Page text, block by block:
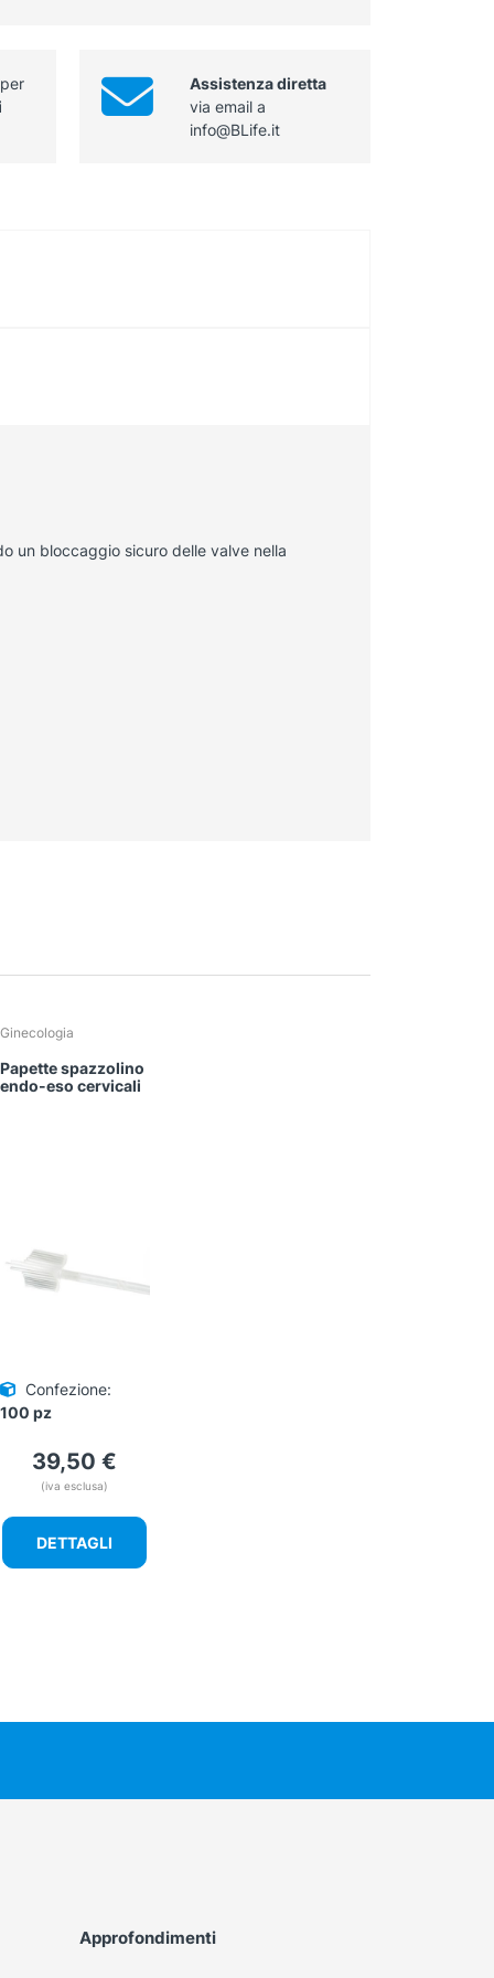
Assistenza diretta
via email a
info@BLife.it
un bloccaggio sicuro delle valve nella
Ginecologia
Papette spazzolino
endo-eso cervicali
Confezione:
100 pz
39,50€
(iva esclusa)
DETTAGLI
Approfondimenti